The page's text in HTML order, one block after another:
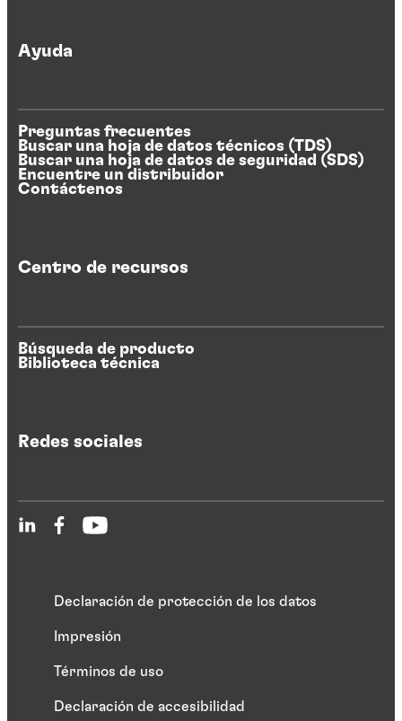
Ayuda
Preguntas frecuentes
Buscar una hoja de datos técnicos (TDS)
Buscar una hoja de datos de seguridad (SDS)
Encuentre un distribuidor
Contáctenos
Centro de recursos
Búsqueda de producto
Biblioteca técnica
Redes sociales
Declaración de protección de los datos
Impresión
Términos de uso
Declaración de accesibilidad